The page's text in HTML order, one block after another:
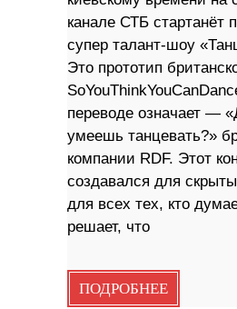
канале СТБ стартанёт
супер талант-шоу
Это прототип
переводе означает —
умеешь танцевать?»
компании RDF. Этот
создавался для
для всех тех, кто
решает, что
ПОДРОБНЕЕ